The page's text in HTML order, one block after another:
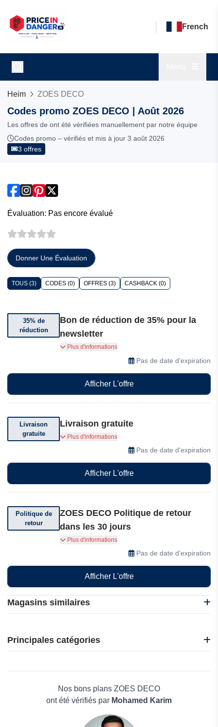
French
Heim ZOES DECO
Codes promo ZOES DECO | Août 2026
Les offres de ont été vérifiées manuellement par notre équipe
Codes promo – vérifiés et mis à jour 3 août 2026
3 offres
Magasins similaires
Animojo
Wonder Artwork
Eleanos Gallery
Principales catégories
Maison & Jardin
Boissons
Nos bons plans ZOES DECO
ont été vérifiés par Mohamed Karim
Évaluation: Pas encore évalué
Donner Une Évaluation
TOUS (3) CODES (0) OFFRES (3) CASHBACK (0)
35% de
réduction
Bon de réduction de 35% pour la
newsletter
Jusqu'à 35% de réduction en vous inscrivant à la
Plus d'informations
Pas de date d'expiration
Afficher L'offre
Livraison
gratuite
Livraison gratuite
Livraison gratuite selon le montant de votre
Plus d'informations
Pas de date d'expiration
Afficher L'offre
Politique de
retour
ZOES DECO Politique de retour
dans les 30 jours
Vous pouvez retourner votre commande dans
les 30 jours auprès de ZOES DECO.
Plus d'informations
Pas de date d'expiration
Afficher L'offre